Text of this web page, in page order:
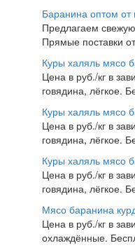
Баранина оптом от
Предлагаем
Прямые поставки
Куры халяль мясо
Цена в руб./кг в
говядина, лёгкое.
Куры халяль мясо
Цена в руб./кг в
говядина, лёгкое.
Куры халяль мясо
Цена в руб./кг в
говядина, лёгкое.
Мясо баранина
Цена в руб./кг в
охлаждённые.